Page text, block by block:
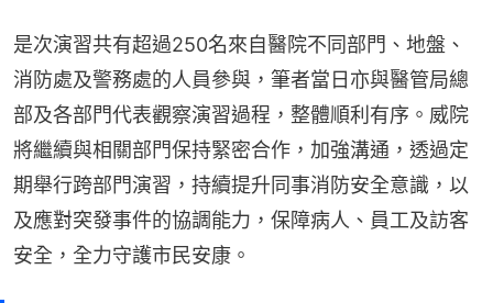
是次演習共有超過250名來自醫院不同部門、地盤、
消防處及警務處的人員參與，筆者當日亦與醫管局總
部及各部門代表觀察演習過程，整體順利有序。威院
將繼續與相關部門保持緊密合作，加強溝通，透過定
期舉行跨部門演習，持續提升同事消防安全意識，以
及應對突發事件的協調能力，保障病人、員工及訪客
安全，全力守護市民安康。